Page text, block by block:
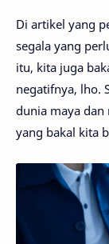
Di artikel yang
segala yang
itu, kita juga
negatifnya, lho.
dunia maya
yang bakal kita